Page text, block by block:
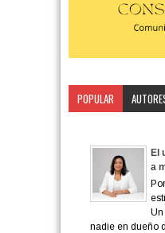
POPULAR
El
a
Un
nadie en dueño